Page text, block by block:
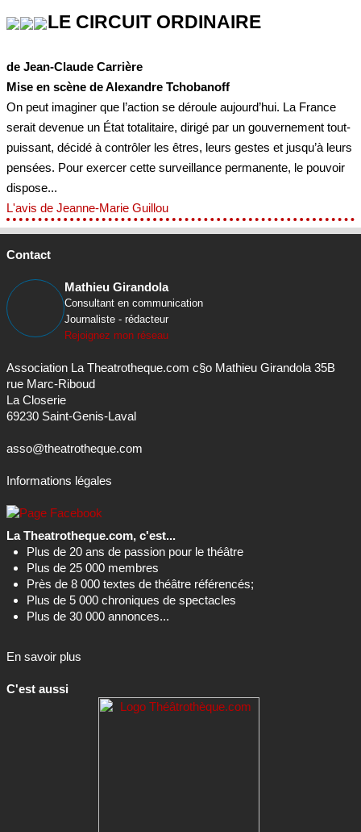
LE CIRCUIT ORDINAIRE
de Jean-Claude Carrière
Mise en scène de Alexandre Tchobanoff
On peut imaginer que l’action se déroule aujourd’hui. La France
serait devenue un État totalitaire, dirigé par un gouvernement tout-
puissant, décidé à contrôler les êtres, leurs gestes et jusqu’à leurs
pensées. Pour exercer cette surveillance permanente, le pouvoir
dispose...
L'avis de Jeanne-Marie Guillou
Contact
Mathieu Girandola
Consultant en communication
Journaliste - rédacteur
Rejoignez mon réseau
Association La Theatrotheque.com c§o Mathieu Girandola 35B
rue Marc-Riboud
La Closerie
69230 Saint-Genis-Laval
asso@theatrotheque.com
Informations légales
La Theatrotheque.com, c'est...
Plus de 20 ans de passion pour le théâtre
Plus de 25 000 membres
Près de 8 000 textes de théâtre référencés;
Plus de 5 000 chroniques de spectacles
Plus de 30 000 annonces...
En savoir plus
C'est aussi